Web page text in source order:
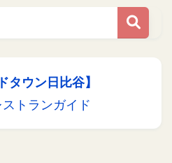
タウン日比谷】
トランガイド